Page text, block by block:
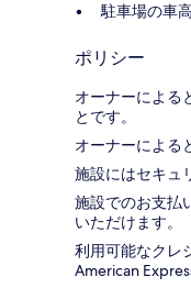
駐車場の車
ポリシー
オーナーによる
とです。
オーナーによる
施設にはセキュ
施設でのお支払
いただけます。
利用可能なクレ
American